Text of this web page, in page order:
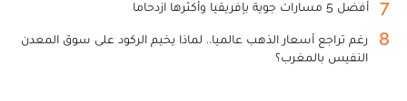
7 أفضل 5 مسارات جوية بإفريقيا وأكثرها ازدحاما
8
رغم تراجع أسعار الذهب عالميا.. لماذا يخيم الركود على سوق المعدن
النفيس بالمغرب؟